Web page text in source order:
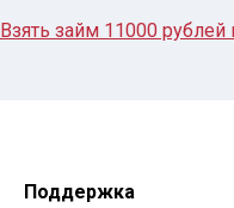
Взять займ 11000 рублей
Поддержка